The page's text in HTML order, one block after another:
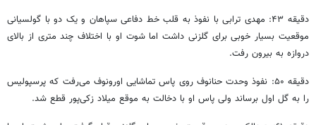
دقیقه ۴۳: مهدی ترابی با نفوذ به قلب خط دفاعی سپاهان و یک دو با گولسیانی
موقعیت بسیار خوبی برای گلزنی داشت اما شوت او با اختلاف چند متری از بالای
دروازه به بیرون رفت.
دقیقه ۵۰: نفوذ وحدت حنانوف روی پاس تماشایی اورونوف می‌رفت که پرسپولیس
را به گل اول برساند ولی پاس او با دخالت به موقع میلاد زکی‌پور قطع شد.